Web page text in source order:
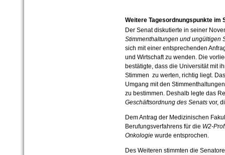
Weitere Tagesordnungspunkte im
Der Senat diskutierte in seiner
Stimmenthaltungen und ungültigen
sich mit einer entsprechenden
und Wirtschaft zu wenden. Die
bestätigte, dass die Universität mit
Stimmen zu werten, richtig liegt.
Umgang mit den
zu bestimmen. Deshalb legte das
Geschäftsordnung des Senatsvor,
Dem Antrag der Medizinischen
Berufungsverfahrens für die W2-
Onkologiewurde entsprochen.
Des Weiteren stimmten die